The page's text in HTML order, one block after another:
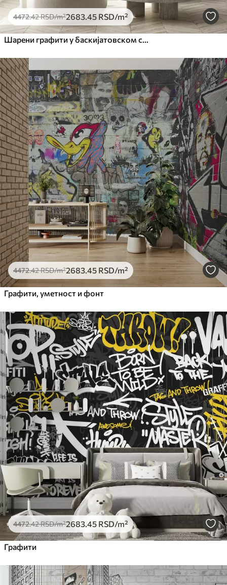
8166.674900.00RSD/m²
4472.42RSD/m²2683 .45 RSD/m²
4472.42RSD/m²2683 .45 RSD/m²
Графити, уметност и фонт
4472.42RSD/m²2683 .45 RSD/m²
Графити